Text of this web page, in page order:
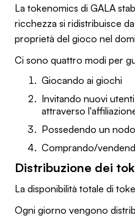
La tokenomics di GALA
ricchezza si ridistribuisce
proprietà del gioco nel
Ci sono quattro modi per
Giocando ai giochi
Invitando nuovi
attraverso
Possedendo un nodo
Comprando/
Distribuzione dei
La disponibilità totale di
Ogni giorno vengono